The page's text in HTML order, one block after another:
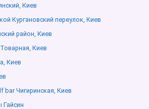
Киев
Кургановский переулок, Киев
район, Киев
Киев
Киев
Чигиринская, Киев
Гайсин